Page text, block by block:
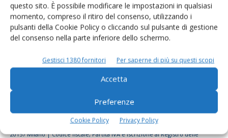
questo sito. È possibile modificare le impostazioni in qualsiasi
momento, compreso il ritiro del consenso, utilizzando i
pulsanti della Cookie Policy o cliccando sul pulsante di gestione
del consenso nella parte inferiore dello schermo.
Gestisci 1380 fornitori Per saperne di più su questi scopi
Accetta
Preferenze
Cookie Policy Privacy Policy
© Tecniche Nuove Spa. Tutti i diritti riservati. Sede legale Via Eritrea 21 -
20157 Milano | Codice fiscale, Partita IVA e Iscrizione al Registro delle